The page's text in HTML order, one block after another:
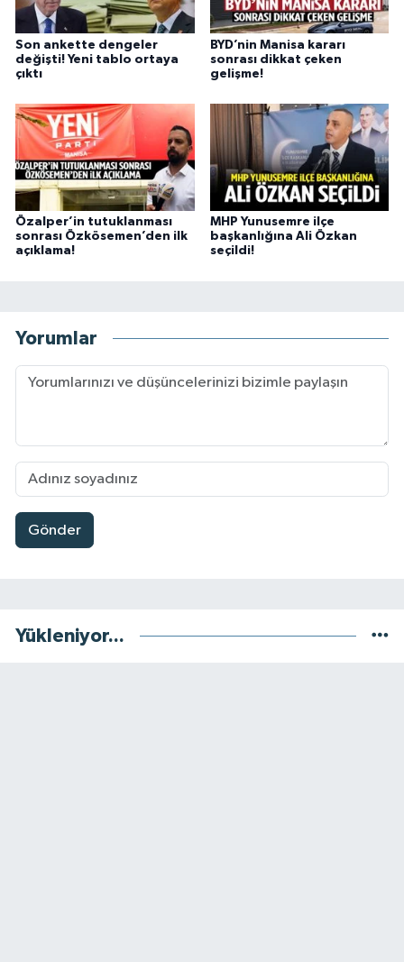
Son ankette dengeler
değişti! Yeni tablo ortaya
çıktı
BYD’nin Manisa kararı
sonrası dikkat çeken
gelişme!
Özalper’in tutuklanması
sonrası Özkösemen’den ilk
açıklama!
MHP Yunusemre ilçe
başkanlığına Ali Özkan
seçildi!
Yorumlar
Gönder
Yükleniyor...